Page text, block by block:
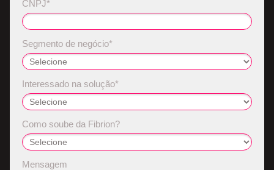
CNPJ*
Segmento de negócio*
Interessado na solução*
Como soube da Fibrion?
Mensagem